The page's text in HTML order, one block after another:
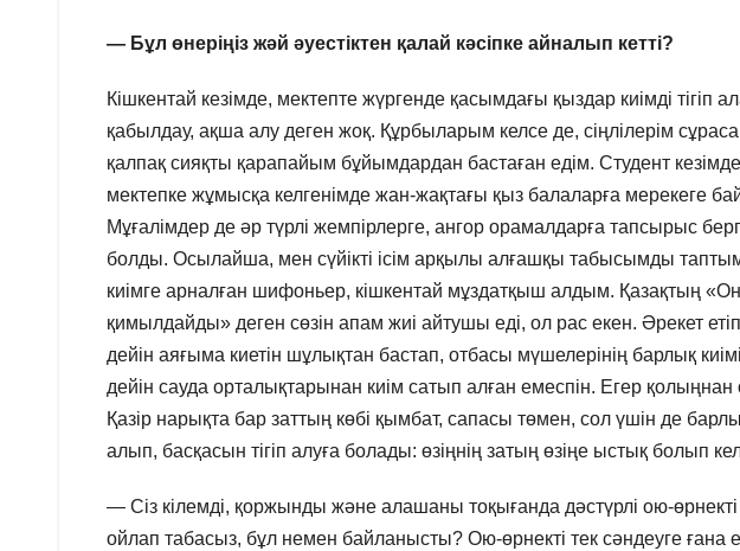
— Бұл өнеріңіз жәй әуестіктен қалай кәсіпке айналып кетті?
Кішкентай кезімде, мектепте жүргенде қасымдағы қыздар киімді
қабылдау, ақша алу деген жоқ. Құрбыларым келсе де, сіңлілерім
қалпақ сияқты қарапайым бұйымдардан бастаған едім. Студент
мектепке жұмысқа келгенімде жан-жақтағы қыз балаларға мерекеге
Мұғалімдер де әр түрлі жемпірлерге, ангор орамалдарға тапсырыс
болды. Осылайша, мен сүйікті ісім арқылы алғашқы табысымды
киімге арналған шифоньер, кішкентай мұздатқыш алдым. Қазақтың
қимылдайды» деген сөзін апам жиі айтушы еді, ол рас екен. Әрекет
дейін аяғыма киетін шұлықтан бастап, отбасы мүшелерінің барлық
дейін сауда орталықтарынан киім сатып алған емеспін. Егер
Қазір нарықта бар заттың көбі қымбат, сапасы төмен, сол үшін де
алып, басқасын тігіп алуға болады: өзіңнің затың өзіңе ыстық болып
— Сіз кілемді, қоржынды және алашаны тоқығанда дәстүрлі ою-
ойлап табасыз, бұл немен байланысты? Ою-өрнекті тек сәндеуге ғана